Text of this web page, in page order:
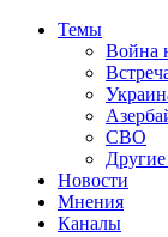
Темы
Война
СВО
Новости
Мнения
Каналы